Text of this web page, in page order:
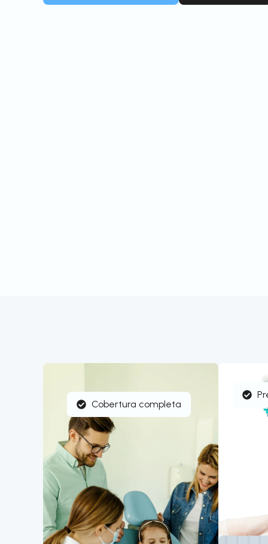
Cobertura completa